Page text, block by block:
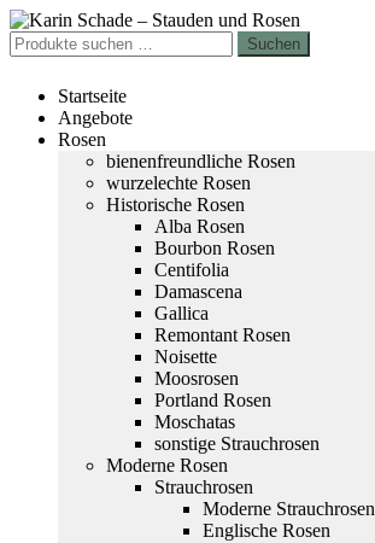
Zur
Navigation
springen
Zum
Inhalt
springen
Suchen
nach:
Suchen
Startseite
Angebote
Rosen
bienenfreundliche Rosen
wurzelechte Rosen
Historische Rosen
Alba Rosen
Bourbon Rosen
Centifolia
Damascena
Gallica
Remontant Rosen
Noisette
Moosrosen
Portland Rosen
Moschatas
sonstige Strauchrosen
Moderne Rosen
Strauchrosen
Moderne Strauchrosen
Englische Rosen